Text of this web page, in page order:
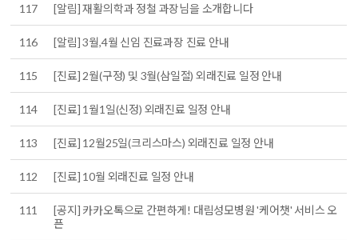
117 [알림] 재활의학과 정철 과장님을 소개합니다
116 [알림] 3월,4월 신임 진료과장 진료 안내
115 [진료] 2월(구정) 및 3월(삼일절) 외래진료 일정 안내
114 [진료] 1월1일(신정) 외래진료 일정 안내
113 [진료] 12월25일(크리스마스) 외래진료 일정 안내
112 [진료] 10월 외래진료 일정 안내
111
[공지] 카카오톡으로 간편하게! 대림성모병원 '케어챗' 서비스 오
픈